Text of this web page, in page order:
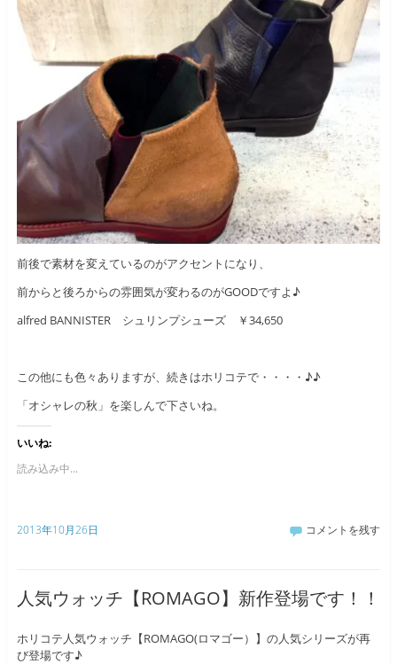
前後で素材を変えているのがアクセントになり、
前からと後ろからの雰囲気が変わるのがGOODですよ♪
alfred BANNISTER シュリンプシューズ ￥34,650
この他にも色々ありますが、続きはホリコテで・・・・♪♪
「オシャレの秋」を楽しんで下さいね。
いいね:
読み込み中...
2013年10月26日 コメントを残す
人気ウォッチ【ROMAGO】新作登場です！！
ホリコテ人気ウォッチ【ROMAGO(ロマゴー）】の人気シリーズが再
び登場です♪